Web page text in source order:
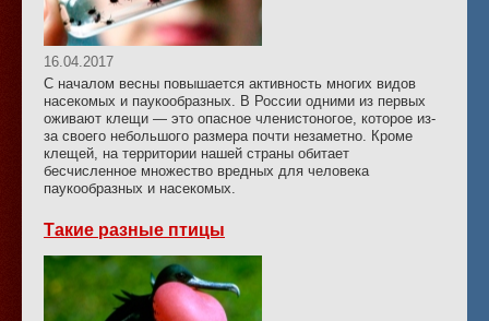
16.04.2017
С началом весны повышается активность многих видов
насекомых и паукообразных. В России одними из первых
оживают клещи — это опасное членистоногое, которое из-
за своего небольшого размера почти незаметно. Кроме
клещей, на территории нашей страны обитает
бесчисленное множество вредных для человека
паукообразных и насекомых.
Такие разные птицы